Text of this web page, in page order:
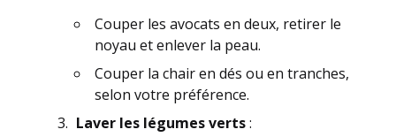
Couper les avocats en deux, retirer le
noyau et enlever la peau.
Couper la chair en dés ou en tranches,
selon votre préférence.
Laver les légumes verts: